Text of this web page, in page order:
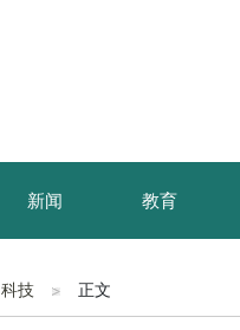
新闻 教育
资讯
科技 正文